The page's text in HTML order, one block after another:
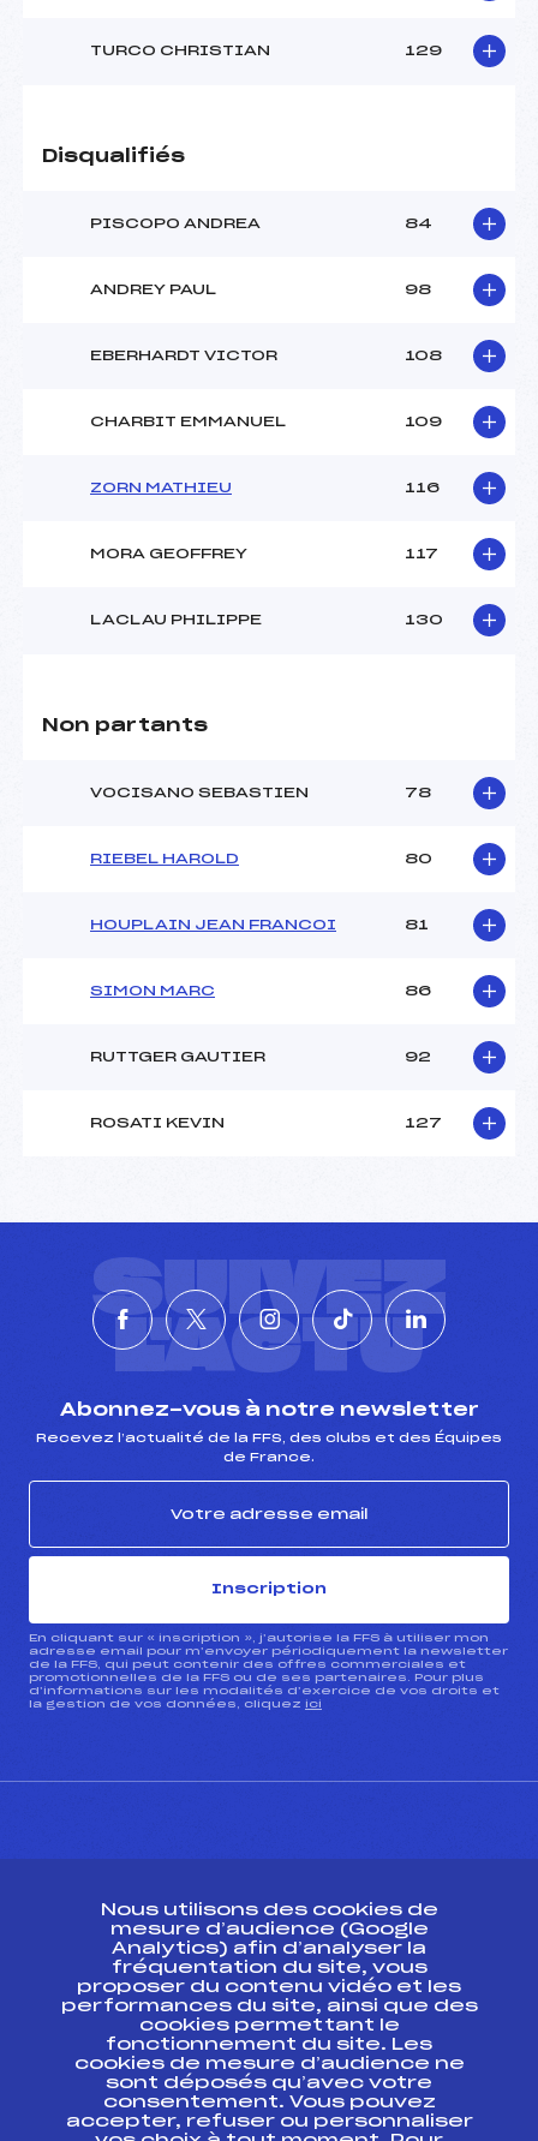
TURCO CHRISTIAN 129
Disqualifiés
PISCOPO ANDREA 84
ANDREY PAUL 98
EBERHARDT VICTOR 108
CHARBIT EMMANUEL 109
ZORN MATHIEU 116
MORA GEOFFREY 117
LACLAU PHILIPPE 130
Non partants
VOCISANO SEBASTIEN 78
RIEBEL HAROLD 80
HOUPLAIN JEAN FRANCOI 81
SIMON MARC 86
RUTTGER GAUTIER 92
ROSATI KEVIN 127
SUIVEZ
L'ACTU
Abonnez-vous à notre newsletter
Recevez l’actualité de la FFS, des clubs et des Équipes
de France.
Inscription
En cliquant sur « inscription », j’autorise la FFS à utiliser mon
adresse email pour m’envoyer périodiquement la newsletter
de la FFS, qui peut contenir des offres commerciales et
promotionnelles de la FFS ou de ses partenaires. Pour plus
d’informations sur les modalités d’exercice de vos droits et
la gestion de vos données, cliquez ici
Ressources
Pass’Neige
Projet sportif fédéral
Projet de performance fédéral
Antidopage
Pôle Développement, Formation, Suivi
Scientifique
Nous utilisons des cookies de
mesure d’audience (Google
Analytics) afin d’analyser la
fréquentation du site, vous
proposer du contenu vidéo et les
performances du site, ainsi que des
cookies permettant le
fonctionnement du site. Les
cookies de mesure d’audience ne
sont déposés qu’avec votre
consentement. Vous pouvez
accepter, refuser ou personnaliser